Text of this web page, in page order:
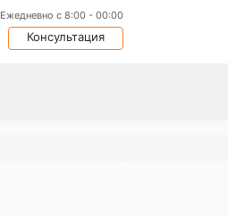
Ежедневно с 8:00 - 00:00
Консультация